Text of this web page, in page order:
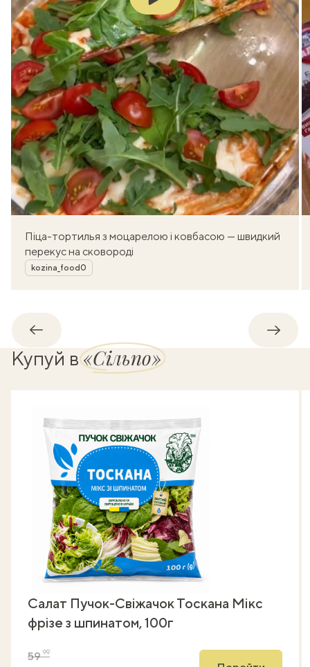
Піца-тортилья з моцарелою і ковбасою — швидкий
перекус на сковороді
Автор
kozina_food0
Назад
Купуй в«Сільпо»
Салат Пучок-Свіжачок Тоскана Мікс
фрізе з шпинатом, 100г
5999